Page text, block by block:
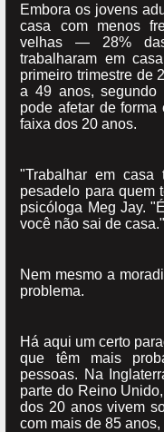
Embora os jovens
casa com menos
velhas — 28%
trabalharam em
primeiro trimestre de
a 49 anos,
pode afetar de forma
faixa dos 20 anos.
"Trabalhar em
pesadelo para quem
psicóloga Meg Jay.
você não sai de casa."
Nem mesmo a
problema.
Há aqui um certo
que têm mais
pessoas. Na
parte do Reino
dos 20 anos vivem
com mais de 85